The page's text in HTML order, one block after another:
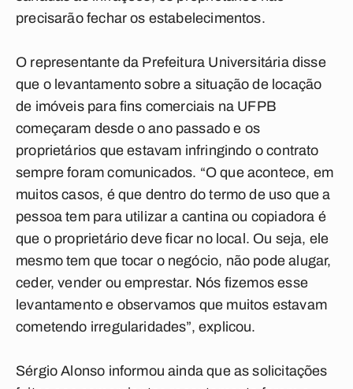
precisarão fechar os estabelecimentos.
O representante da Prefeitura Universitária disse
que o levantamento sobre a situação de locação
de imóveis para fins comerciais na UFPB
começaram desde o ano passado e os
proprietários que estavam infringindo o contrato
sempre foram comunicados. “O que acontece, em
muitos casos, é que dentro do termo de uso que a
pessoa tem para utilizar a cantina ou copiadora é
que o proprietário deve ficar no local. Ou seja, ele
mesmo tem que tocar o negócio, não pode alugar,
ceder, vender ou emprestar. Nós fizemos esse
levantamento e observamos que muitos estavam
cometendo irregularidades”, explicou.
Sérgio Alonso informou ainda que as solicitações